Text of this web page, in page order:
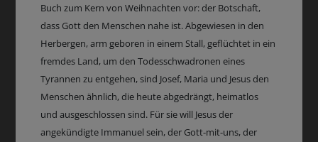
Buch zum Kern von Weihnachten vor: der Botschaft,
dass Gott den Menschen nahe ist. Abgewiesen in den
Herbergen, arm geboren in einem Stall, geflüchtet in ein
fremdes Land, um den Todesschwadronen eines
Tyrannen zu entgehen, sind Josef, Maria und Jesus den
Menschen ähnlich, die heute abgedrängt, heimatlos
und ausgeschlossen sind. Für sie will Jesus der
angekündigte Immanuel sein, der Gott-mit-uns, der